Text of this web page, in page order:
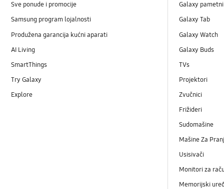
Sve ponude i promocije
Samsung program lojalnosti
Produžena garancija kućni aparati
AI Living
SmartThings
Try Galaxy
Explore
Galaxy
Galaxy Tab
Galaxy Watch
Galaxy Buds
TVs
Projektori
Zvučnici
Frižideri
Sudomašine
Mašine Za
Usisivači
Monitori za
Memorijski